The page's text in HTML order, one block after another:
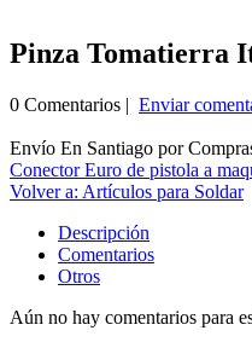
Pinza Tomatierra
0 Comentarios | Enviar
Envío En Santiago por
Conector Euro de pistola a
Volver a: Artículos para Soldar
Descripción
Comentarios
Otros
Aún no hay comentarios para